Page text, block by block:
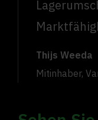
Thijs Weeda
Mitinhaber,